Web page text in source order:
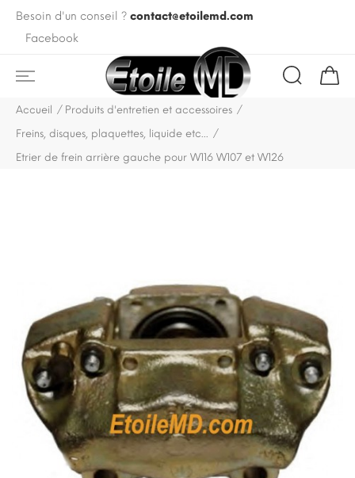
Besoin d'un conseil ? contact@etoilemd.com
Facebook
Accueil
Produits d'entretien et accessoires
Freins, disques, plaquettes, liquide etc...
Etrier de frein arrière gauche pour W116 W107 et W126